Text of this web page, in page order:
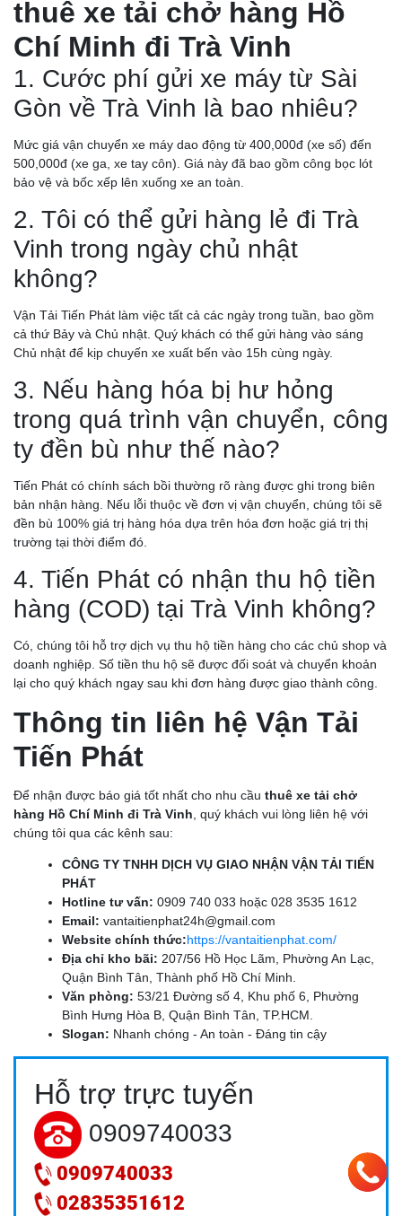
thuê xe tải chở hàng Hồ
Chí Minh đi Trà Vinh
1. Cước phí gửi xe máy từ Sài
Gòn về Trà Vinh là bao nhiêu?
Mức giá vận chuyển xe máy dao động từ 400,000đ (xe số) đến
500,000đ (xe ga, xe tay côn). Giá này đã bao gồm công bọc lót
bảo vệ và bốc xếp lên xuống xe an toàn.
2. Tôi có thể gửi hàng lẻ đi Trà
Vinh trong ngày chủ nhật
không?
Vận Tải Tiến Phát làm việc tất cả các ngày trong tuần, bao gồm
cả thứ Bảy và Chủ nhật. Quý khách có thể gửi hàng vào sáng
Chủ nhật để kịp chuyến xe xuất bến vào 15h cùng ngày.
3. Nếu hàng hóa bị hư hỏng
trong quá trình vận chuyển, công
ty đền bù như thế nào?
Tiến Phát có chính sách bồi thường rõ ràng được ghi trong biên
bản nhận hàng. Nếu lỗi thuộc về đơn vị vận chuyển, chúng tôi sẽ
đền bù 100% giá trị hàng hóa dựa trên hóa đơn hoặc giá trị thị
trường tại thời điểm đó.
4. Tiến Phát có nhận thu hộ tiền
hàng (COD) tại Trà Vinh không?
Có, chúng tôi hỗ trợ dịch vụ thu hộ tiền hàng cho các chủ shop và
doanh nghiệp. Số tiền thu hộ sẽ được đối soát và chuyển khoản
lại cho quý khách ngay sau khi đơn hàng được giao thành công.
Thông tin liên hệ Vận Tải
Tiến Phát
Để nhận được báo giá tốt nhất cho nhu cầu thuê xe tải chở
hàng Hồ Chí Minh đi Trà Vinh , quý khách vui lòng liên hệ với
chúng tôi qua các kênh sau:
CÔNG TY TNHH DỊCH VỤ GIAO NHẬN VẬN TẢI TIẾN
PHÁT
Hotline tư vấn: 0909 740 033 hoặc 028 3535 1612
Email: vantaitienphat24h@gmail.com
Website chính thức:https://vantaitienphat.com/
Địa chỉ kho bãi: 207/56 Hồ Học Lãm, Phường An Lạc,
Quận Bình Tân, Thành phố Hồ Chí Minh.
Văn phòng: 53/21 Đường số 4, Khu phố 6, Phường
Bình Hưng Hòa B, Quận Bình Tân, TP.HCM.
Slogan: Nhanh chóng - An toàn - Đáng tin cậy
Hỗ trợ trực tuyến
0909740033
0909740033
02835351612
TRONG NGÀY
CHIẾT KHẤU HẤP DẪN
DỊCH VỤ VẬN CHUYỂN TRÁI CÂY MIỀN TÂY ĐI HCM: GIẢI
PHÁP BẢO VỆ GIÁ TRỊ NÔNG SẢN 24H